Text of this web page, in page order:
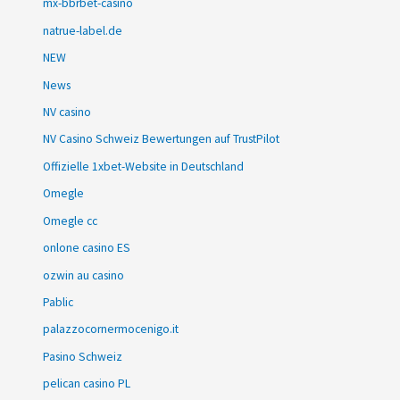
mx-bbrbet-casino
natrue-label.de
NEW
News
NV casino
NV Casino Schweiz Bewertungen auf TrustPilot
Offizielle 1xbet-Website in Deutschland
Omegle
Omegle cc
onlone casino ES
ozwin au casino
Pablic
palazzocornermocenigo.it
Pasino Schweiz
pelican casino PL